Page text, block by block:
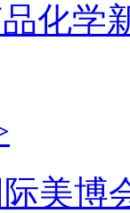
化学
际美